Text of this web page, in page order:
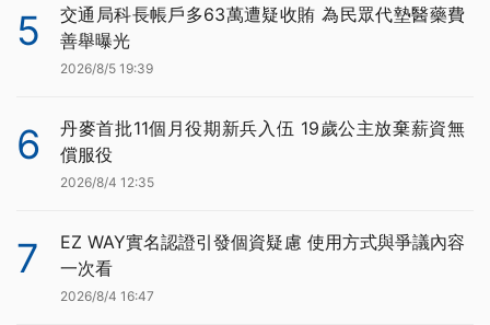
5
交通局科長帳戶多63萬遭疑收賄 為民眾代墊醫藥費
善舉曝光
2026/8/5 19:39
6
丹麥首批11個月役期新兵入伍 19歲公主放棄薪資無
償服役
2026/8/4 12:35
7
EZ WAY實名認證引發個資疑慮 使用方式與爭議內容
一次看
2026/8/4 16:47